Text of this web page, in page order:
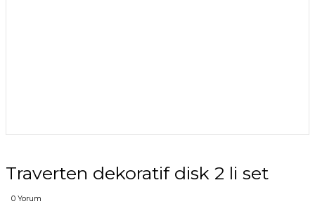
Traverten dekoratif disk 2 li set
0 Yorum